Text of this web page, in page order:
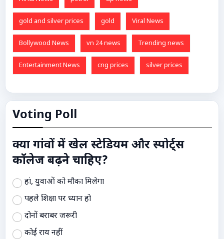
gold and silver prices gold Viral News
Bollywood News vn 24 news Trending news
Entertainment News cng prices silver prices
Voting Poll
क्या गांवों में खेल स्टेडियम और स्पोर्ट्स
कॉलेज बढ़ने चाहिए?
हां, युवाओं को मौका मिलेगा
पहले शिक्षा पर ध्यान हो
दोनों बराबर जरूरी
कोई राय नहीं